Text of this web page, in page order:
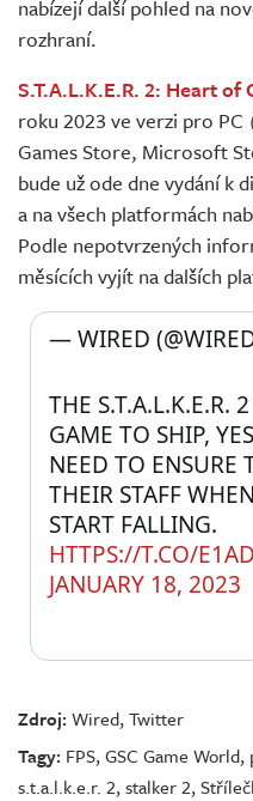
nabízejí další pohled na
rozhraní.
S.T.A.L.K.E.R. 2: Heart
roku 2023 ve verzi pro
Games Store, Microsoft
bude už ode dne vydání k
a na všech platformách
Podle nepotvrzených
měsících vyjít na dalších
THE S.T.A.L.K.E.R.
GAME TO SHIP,
NEED TO ENSURE
THEIR STAFF
HTTPS://T.CO/
— WIRED
JANUARY 18, 2023
Zdroj:Wired,Twitter
Tagy: FPS,GSC Game World,
s.t.a.l.k.e.r. 2,stalker 2,